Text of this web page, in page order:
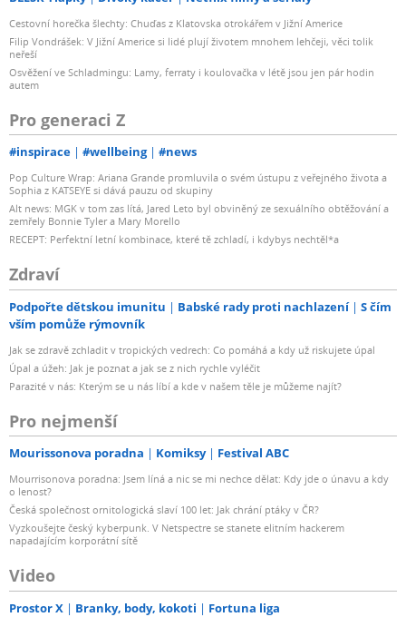
Cestovní horečka šlechty: Chuďas z Klatovska otrokářem v Jižní Americe
Filip Vondrášek: V Jižní Americe si lidé plují životem mnohem lehčeji, věci tolik
neřeší
Osvěžení ve Schladmingu: Lamy, ferraty i koulovačka v létě jsou jen pár hodin
autem
Pro generaci Z
#inspirace #wellbeing #news
Pop Culture Wrap: Ariana Grande promluvila o svém ústupu z veřejného života a
Sophia z KATSEYE si dává pauzu od skupiny
Alt news: MGK v tom zas lítá, Jared Leto byl obviněný ze sexuálního obtěžování a
zemřely Bonnie Tyler a Mary Morello
RECEPT: Perfektní letní kombinace, které tě zchladí, i kdybys nechtěl*a
Zdraví
Podpořte dětskou imunitu Babské rady proti nachlazení
S čím
vším pomůže rýmovník
Jak se zdravě zchladit v tropických vedrech: Co pomáhá a kdy už riskujete úpal
Úpal a úžeh: Jak je poznat a jak se z nich rychle vyléčit
Parazité v nás: Kterým se u nás líbí a kde v našem těle je můžeme najít?
Pro nejmenší
Mourissonova poradna Komiksy Festival ABC
Mourrisonova poradna: Jsem líná a nic se mi nechce dělat: Kdy jde o únavu a kdy
o lenost?
Česká společnost ornitologická slaví 100 let: Jak chrání ptáky v ČR?
Vyzkoušejte český kyberpunk. V Netspectre se stanete elitním hackerem
napadajícím korporátní sítě
Video
Prostor X Branky, body, kokoti Fortuna liga